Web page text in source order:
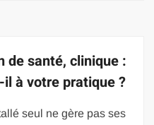
de santé, clinique :
il à votre pratique ?
seul ne gère pas ses